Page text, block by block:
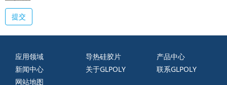
提交
应用领域 导热硅胶片
产品中心
新闻中心
关于GLPOLY
联系GLPOLY
网站地图